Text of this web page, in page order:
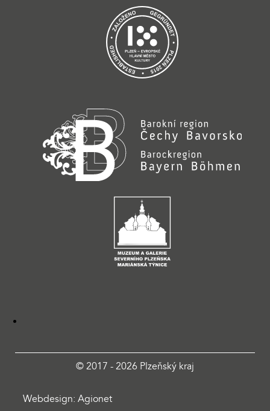
© 2017 - 2026 Plzeňský kraj
Webdesign: Agionet